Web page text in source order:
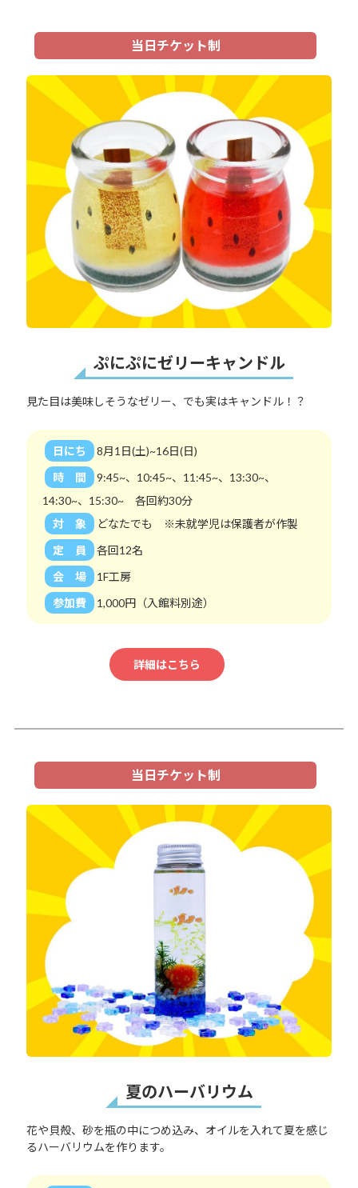
当日チケット制
ぷにぷにゼリーキャンドル
見た目は美味しそうなゼリー、でも実はキャンドル！？
日にち
8月1日(土)~16日(日)
時 間
9:45~、10:45~、11:45~、13:30~、
14:30~、15:30~ 各回約30分
対 象
どなたでも ※未就学児は保護者が作製
定 員
各回12名
会 場
1F工房
参加費
1,000円（入館料別途）
詳細はこちら
当日チケット制
夏のハーバリウム
花や貝殻、砂を瓶の中につめ込み、オイルを入れて夏を感じ
るハーバリウムを作ります。